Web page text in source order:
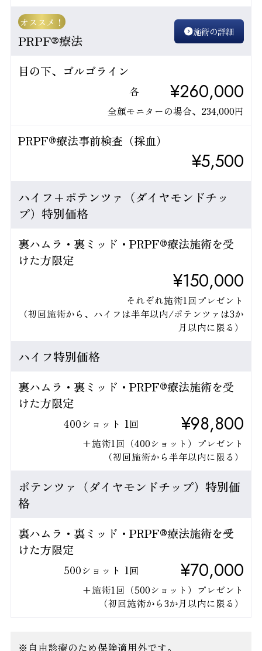
オススメ！
PRPF®療法
施術の詳細
目の下、ゴルゴライン
各 ¥260,000
全顔モニターの場合、234,000円
PRPF®療法事前検査（採血）
¥5,500
ハイフ+ポテンツァ（ダイヤモンドチッ
プ）特別価格
裏ハムラ・裏ミッド・PRPF®療法施術を受
けた方限定
¥150,000
それぞれ施術1回プレゼント
（初回施術から、ハイフは半年以内/ポテンツァは3か
月以内に限る）
ハイフ特別価格
裏ハムラ・裏ミッド・PRPF®療法施術を受
けた方限定
400ショット 1回 ¥98,800
+施術1回（400ショット）プレゼント
（初回施術から半年以内に限る）
ポテンツァ（ダイヤモンドチップ）特別価
格
裏ハムラ・裏ミッド・PRPF®療法施術を受
けた方限定
500ショット 1回 ¥70,000
+施術1回（500ショット）プレゼント
（初回施術から3か月以内に限る）
※自由診療のため保険適用外です。